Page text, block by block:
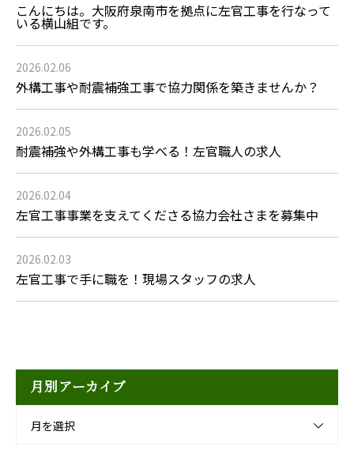
こんにちは。大阪府泉南市を拠点に左官工事を行なって
いる横山組です。
2026.02.06
外構工事や耐震補強工事で協力関係を築きませんか？
2026.02.05
耐震補強や外構工事も学べる！左官職人の求人
2026.02.04
左官工事事業を支えてくださる協力会社さまを募集中
2026.02.03
左官工事で手に職を！現場スタッフの求人
月別アーカイブ
月を選択